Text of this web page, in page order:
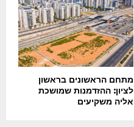
מתחם הראשונים בראשון
לציון: ההזדמנות שמושכת
אליה משקיעים